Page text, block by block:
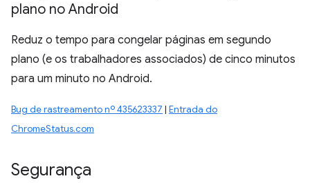
plano no Android
Reduz o tempo para congelar páginas em segundo
plano (e os trabalhadores associados) de cinco minutos
para um minuto no Android.
Bug de rastreamento nº 435623337 | Entrada do
ChromeStatus.com
Segurança